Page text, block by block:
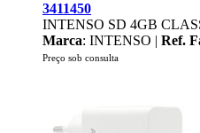
3411450
INTENSO SD 4GB
Marca: INTENSO | Ref.
Preço sob consulta